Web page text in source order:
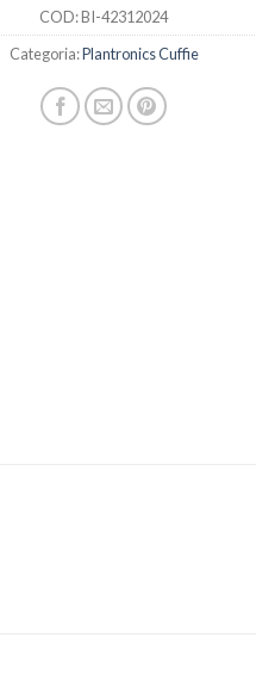
COD:BI-42312024
Categoria:Plantronics Cuffie